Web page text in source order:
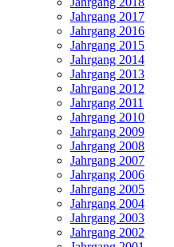
Jahrgang 2017
Jahrgang 2016
Jahrgang 2015
Jahrgang 2014
Jahrgang 2013
Jahrgang 2012
Jahrgang 2011
Jahrgang 2010
Jahrgang 2009
Jahrgang 2008
Jahrgang 2007
Jahrgang 2006
Jahrgang 2005
Jahrgang 2004
Jahrgang 2003
Jahrgang 2002